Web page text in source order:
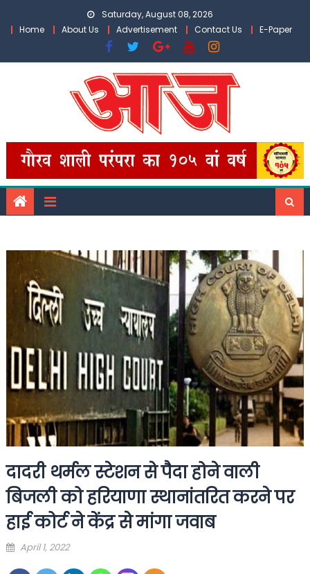
Saturday, August 08, 2026
Home
About Us Advertisement Contact Us E-Paper
दादरी थर्मल स्टेशन से पैदा होने वाली
बिजली को हरियाणा स्थानांतरित करने पर
हाई कोर्ट ने केंद्र से मांगा जवाब
Posted
April 1, 2022